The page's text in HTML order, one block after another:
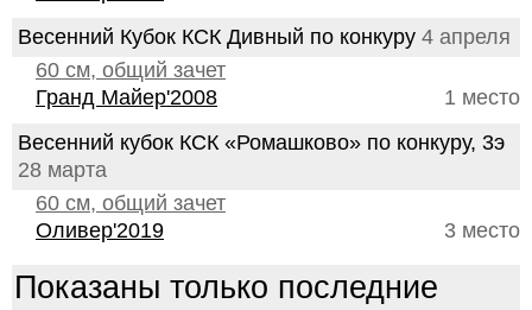
Весенний Кубок КСК Дивный по конкуру 4 апреля
60 см, общий зачет
1 место
Гранд Майер'2008
Весенний кубок КСК «Ромашково» по конкуру, 3э
28 марта
60 см, общий зачет
3 место
Оливер'2019
Показаны только последние